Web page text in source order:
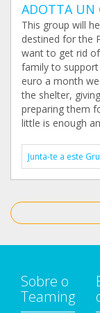
ADOTTA UN
This group will
destined for the
want to get rid
family to
euro a month
the shelter,
preparing them
little is enough
Junta-te a este
Sobre o
Teaming